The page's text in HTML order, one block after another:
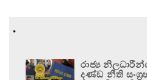
.
රාජ්‍ය
දණ්ඩ නීති